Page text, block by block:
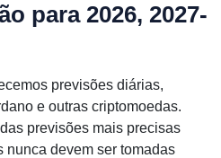
para 2026, 2027-
previsões diárias,
e outras criptomoedas.
previsões mais precisas
nunca devem ser tomadas